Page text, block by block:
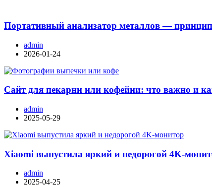
записей
Портативный анализатор металлов —
admin
2026-01-24
Сайт для пекарни или кофейни: что важно и
admin
2025-05-29
Xiaomi выпустила яркий и недорогой 4K-
admin
2025-04-25